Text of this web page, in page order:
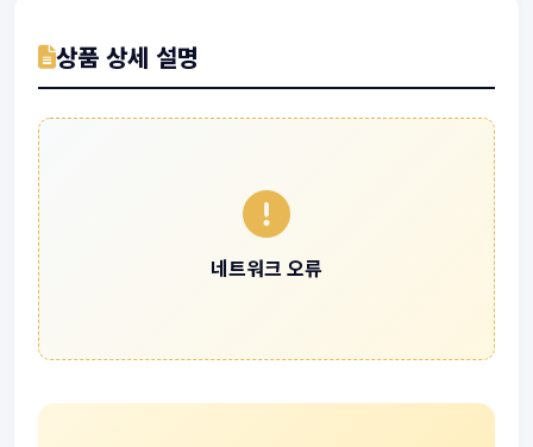
상품 상세 설명
네트워크 오류